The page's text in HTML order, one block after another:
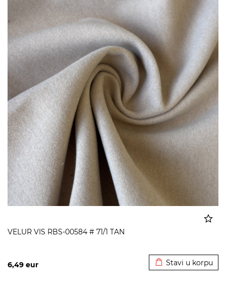
VELUR VIS RBS-00584 # 71/1 TAN
6,49 eur Stavi u korpu